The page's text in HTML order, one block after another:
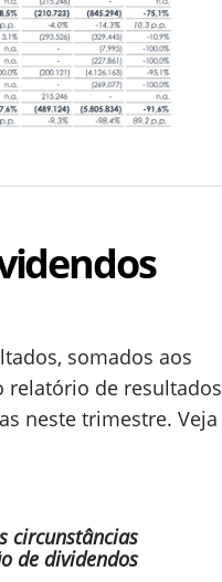
somados aos
relatório de resultados
neste trimestre. Veja
circunstâncias
de dividendos